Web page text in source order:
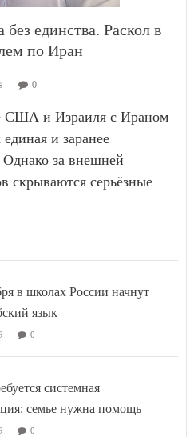
единства. Раскол в
по Иран
0
США и Израиля с Ираном
единая и заранее
Однако за внешней
скрываются серьёзные
в школах России начнут
язык
0
системная
семье нужна помощь
0